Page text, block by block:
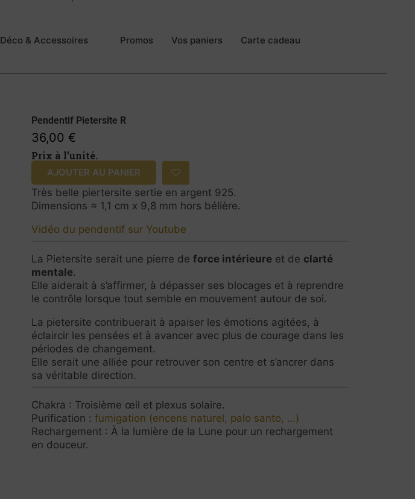
Déco & Accessoires Promos Vos paniers Carte cadeau
Pendentif Pietersite R
36,00 €
Prix à l’unité.
AJOUTER AU PANIER
Très belle piertersite sertie en argent 925.
Dimensions ≈ 1,1 cm x 9,8 mm hors bélière.
Vidéo du pendentif sur Youtube
La Pietersite serait une pierre de force intérieure et de clarté
mentale.
Elle aiderait à s’affirmer, à dépasser ses blocages et à reprendre
le contrôle lorsque tout semble en mouvement autour de soi.
La pietersite contribuerait à apaiser les émotions agitées, à
éclaircir les pensées et à avancer avec plus de courage dans les
périodes de changement.
Elle serait une alliée pour retrouver son centre et s’ancrer dans
sa véritable direction.
Chakra : Troisième œil et plexus solaire.
Purification : fumigation (encens naturel, palo santo, …)
Rechargement : À la lumière de la Lune pour un rechargement
en douceur.